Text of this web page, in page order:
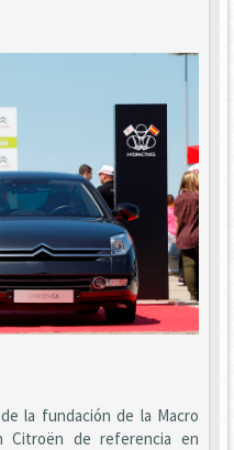
la fundación de la Macro
Citroën de referencia en